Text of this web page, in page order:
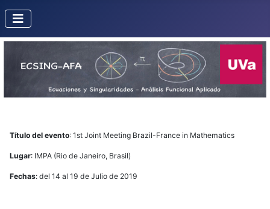
Título del evento: 1st Joint Meeting Brazil-France in Mathematics
Lugar: IMPA (Rio de Janeiro, Brasil)
Fechas: del 14 al 19 de Julio de 2019